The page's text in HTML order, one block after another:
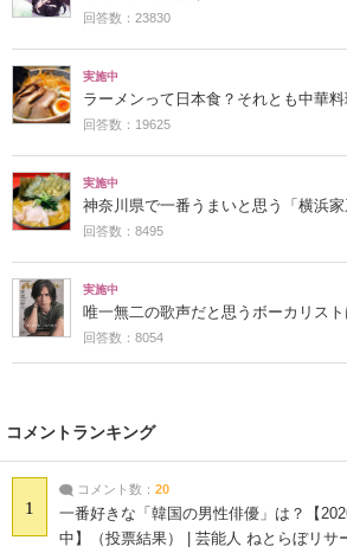
回答数：23830
実施中
ラーメンって日本食？それとも中華料
回答数：19625
実施中
神奈川県で一番うまいと思う「横浜
回答数：8495
実施中
唯一無二の歌声だと思うボーカリスト
回答数：8054
コメントランキング
1
コメント数： 20
一番好きな「韓国の男性俳優」は？【
中】（投票結果） | 芸能人 ねとらぼリサ